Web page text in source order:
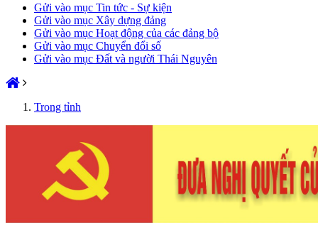
Gửi vào mục Tin tức - Sự kiện
Gửi vào mục Xây dựng đảng
Gửi vào mục Hoạt động của các đảng bộ
Gửi vào mục Chuyển đổi số
Gửi vào mục Đất và người Thái Nguyên
Trong tỉnh